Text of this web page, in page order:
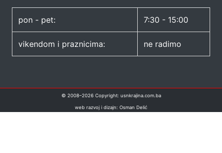
pon - pet: 7:30 - 15:00
vikendom i praznicima: ne radimo
© 2008–2026Copyright: usnkrajina.com.ba
web razvoj i dizajn: Osman Delić